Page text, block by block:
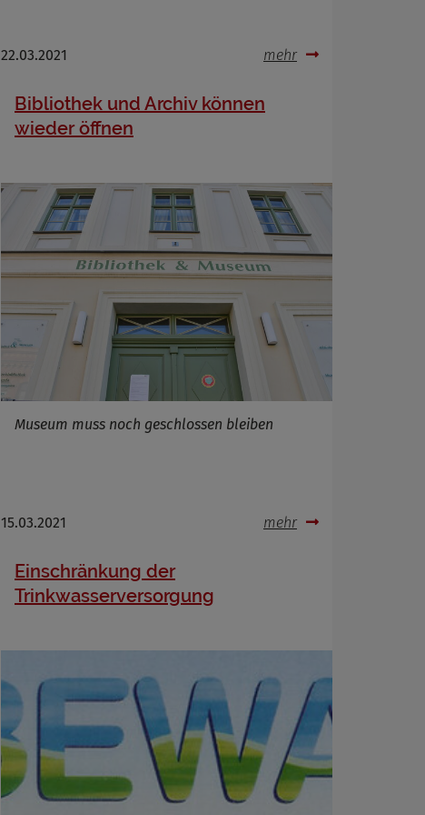
22.03.2021 mehr
Bibliothek und Archiv können
wieder öffnen
Museum muss noch geschlossen bleiben
15.03.2021 mehr
Einschränkung der
Trinkwasserversorgung